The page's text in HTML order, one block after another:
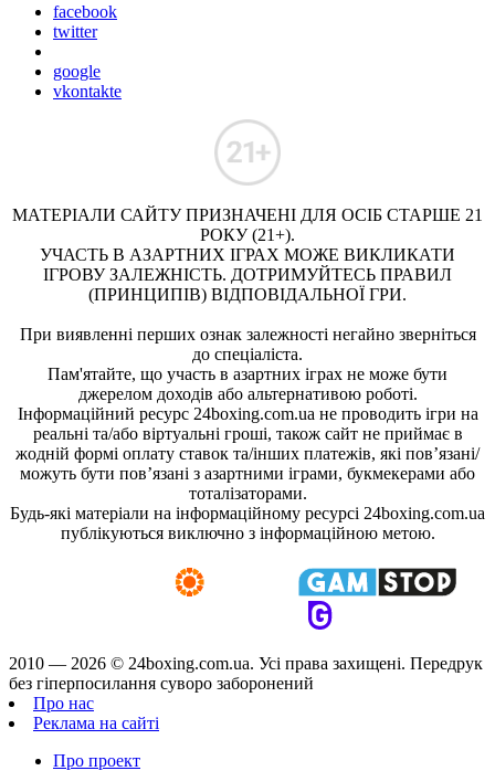
facebook
twitter
google
vkontakte
МАТЕРІАЛИ САЙТУ ПРИЗНАЧЕНІ ДЛЯ ОСІБ СТАРШЕ 21
РОКУ (21+).
УЧАСТЬ В АЗАРТНИХ ІГРАХ МОЖЕ ВИКЛИКАТИ
ІГРОВУ ЗАЛЕЖНІСТЬ. ДОТРИМУЙТЕСЬ ПРАВИЛ
(ПРИНЦИПІВ) ВІДПОВІДАЛЬНОЇ ГРИ.
При виявленні перших ознак залежності негайно зверніться
до спеціаліста.
Пам'ятайте, що участь в азартних іграх не може бути
джерелом доходів або альтернативою роботі.
Інформаційний ресурс 24boxing.com.ua не проводить ігри на
реальні та/або віртуальні гроші, також сайт не приймає в
жодній формі оплату ставок та/інших платежів, які пов’язані/
можуть бути пов’язані з азартними іграми, букмекерами або
тоталізаторами.
Будь-які матеріали на інформаційному ресурсі 24boxing.com.ua
публікуються виключно з інформаційною метою.
2010 — 2026 © 24boxing.com.ua. Усi права захищенi. Передрук
без гіперпосилання суворо заборонений
Про нас
Реклама на сайті
Про проект